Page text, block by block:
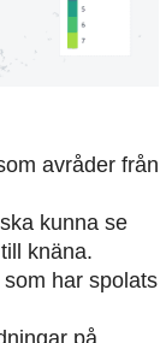
avråder från
kunna se
knäna.
har spolats
på